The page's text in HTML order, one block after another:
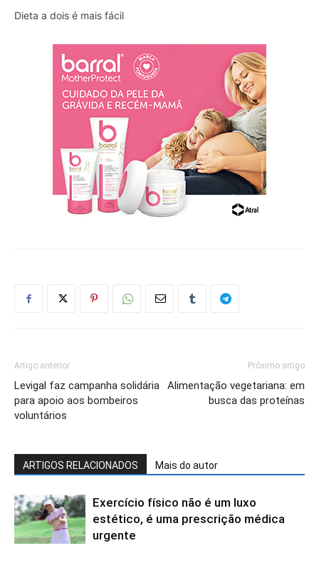
Dieta a dois é mais fácil
Artigo anterior
Levigal faz campanha solidária
para apoio aos bombeiros
voluntários
Próximo artigo
Alimentação vegetariana: em
busca das proteínas
ARTIGOS RELACIONADOS Mais do autor
Exercício físico não é um luxo
estético, é uma prescrição médica
urgente